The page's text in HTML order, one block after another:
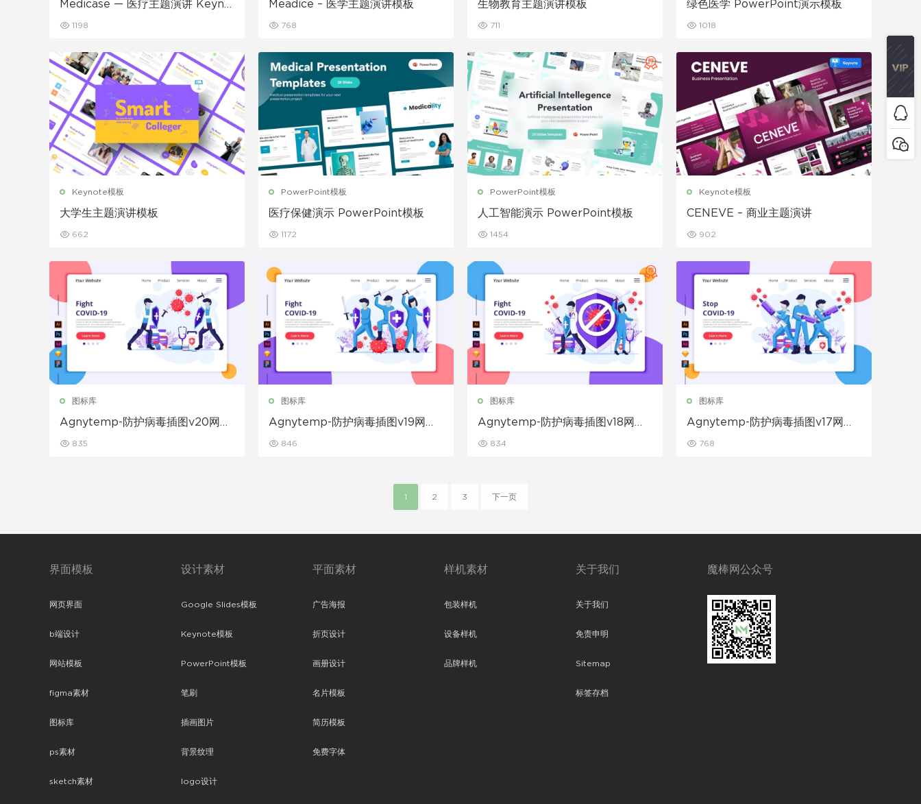
Medicase — 医疗主题演讲 Keyno
1198
Meadice – 医学主题演讲模板
768
生物教育主题演讲模板
711
绿色医学 PowerPoint演示模板
1018
Keynote模板
大学生主题演讲模板
662
PowerPoint模板
医疗保健演示 PowerPoint模板
1172
PowerPoint模板
人工智能演示 PowerPoint模板
1454
Keynote模板
CENEVE – 商业主题演讲
902
图标库
Agnytemp-防护病毒插图v20网页
835
图标库
Agnytemp-防护病毒插图v19网页
846
图标库
Agnytemp-防护病毒插图v18网页
834
图标库
Agnytemp-防护病毒插图v17网页
768
1 2 3 下一页
界面模板
网页界面
b端设计
网站模板
figma素材
图标库
ps素材
sketch素材
设计素材
Google Slides模板
Keynote模板
PowerPoint模板
笔刷
插画图片
背景纹理
logo设计
平面素材
广告海报
折页设计
画册设计
名片模板
简历模板
免费字体
样机素材
包装样机
设备样机
品牌样机
关于我们
关于我们
免责申明
Sitemap
标签存档
魔棒网公众号